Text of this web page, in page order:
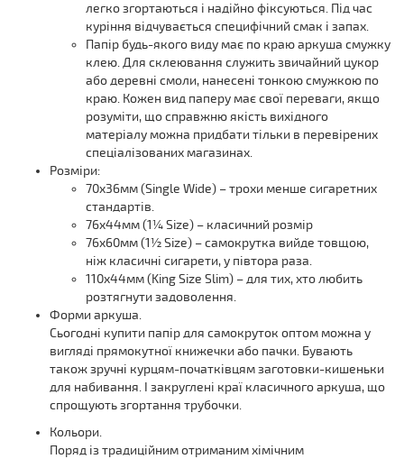
легко згортаються і надійно фіксуються. Під час
куріння відчувається специфічний смак і запах.
Папір будь-якого виду має по краю аркуша смужку
клею. Для склеювання служить звичайний цукор
або деревні смоли, нанесені тонкою смужкою по
краю. Кожен вид паперу має свої переваги, якщо
розуміти, що справжню якість вихідного
матеріалу можна придбати тільки в перевірених
спеціалізованих магазинах.
Розміри:
70x36мм (Single Wide) – трохи менше сигаретних
стандартів.
76x44мм (1¼ Size) – класичний розмір
76x60мм (1½ Size) – самокрутка вийде товщою,
ніж класичні сигарети, у півтора раза.
110х44мм (King Size Slim) – для тих, хто любить
розтягнути задоволення.
Форми аркуша.
Сьогодні купити папір для самокруток оптом можна у
вигляді прямокутної книжечки або пачки. Бувають
також зручні курцям-початківцям заготовки-кишеньки
для набивання. І закруглені краї класичного аркуша, що
спрощують згортання трубочки.
Кольори.
Поряд із традиційним отриманим хімічним